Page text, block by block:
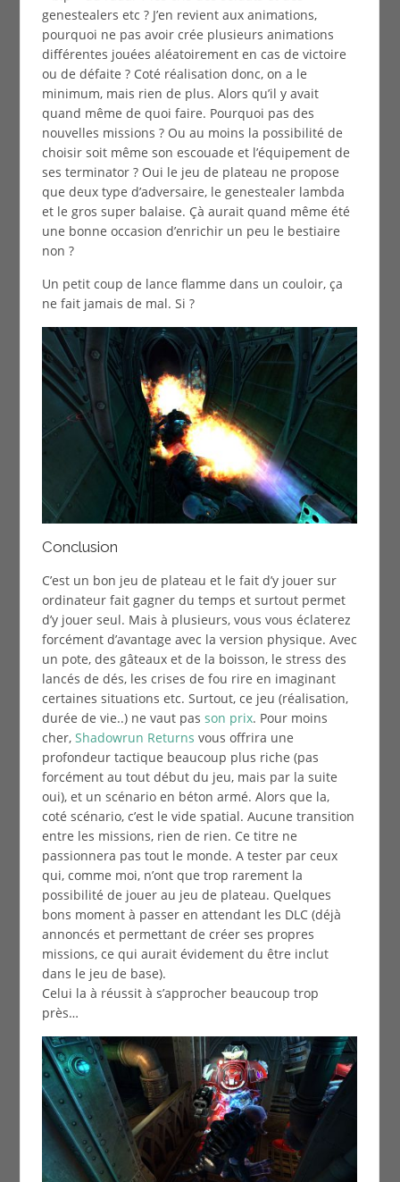
genestealers etc ? J’en revient aux animations,
pourquoi ne pas avoir crée plusieurs animations
différentes jouées aléatoirement en cas de victoire
ou de défaite ? Coté réalisation donc, on a le
minimum, mais rien de plus. Alors qu’il y avait
quand même de quoi faire. Pourquoi pas des
nouvelles missions ? Ou au moins la possibilité de
choisir soit même son escouade et l’équipement de
ses terminator ? Oui le jeu de plateau ne propose
que deux type d’adversaire, le genestealer lambda
et le gros super balaise. Çà aurait quand même été
une bonne occasion d’enrichir un peu le bestiaire
non ?
Un petit coup de lance flamme dans un couloir, ça
ne fait jamais de mal. Si ?
Conclusion
C’est un bon jeu de plateau et le fait d’y jouer sur
ordinateur fait gagner du temps et surtout permet
d’y jouer seul. Mais à plusieurs, vous vous éclaterez
forcément d’avantage avec la version physique. Avec
un pote, des gâteaux et de la boisson, le stress des
lancés de dés, les crises de fou rire en imaginant
certaines situations etc. Surtout, ce jeu (réalisation,
durée de vie..) ne vaut pas son prix. Pour moins
cher, Shadowrun Returns vous offrira une
profondeur tactique beaucoup plus riche (pas
forcément au tout début du jeu, mais par la suite
oui), et un scénario en béton armé. Alors que la,
coté scénario, c’est le vide spatial. Aucune transition
entre les missions, rien de rien. Ce titre ne
passionnera pas tout le monde. A tester par ceux
qui, comme moi, n’ont que trop rarement la
possibilité de jouer au jeu de plateau. Quelques
bons moment à passer en attendant les DLC (déjà
annoncés et permettant de créer ses propres
missions, ce qui aurait évidement du être inclut
dans le jeu de base).
Celui la à réussit à s’approcher beaucoup trop
près…